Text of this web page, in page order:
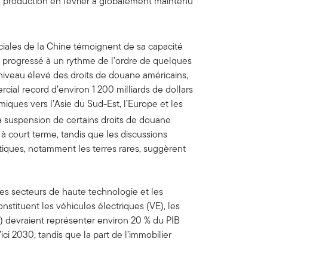
de la Chine témoignent de sa capacité
à un rythme de l’ordre de quelques
élevé des droits de douane américains,
record d’environ 1 200 milliards de dollars
vers l’Asie du Sud-Est, l’Europe et les
de certains droits de douane
court terme, tandis que les discussions
notamment les terres rares, suggèrent
secteurs de haute technologie et les
les véhicules électriques (VE), les
représenter environ 20 % du PIB
2030, tandis que la part de l’immobilier